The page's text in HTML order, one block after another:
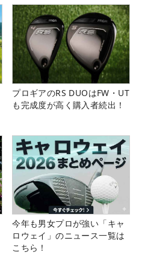
プロギアのRS DUOはFW・UT
も完成度が高く購入者続出！
今年も男女プロが強い「キャ
ロウェイ」のニュース一覧は
こちら！